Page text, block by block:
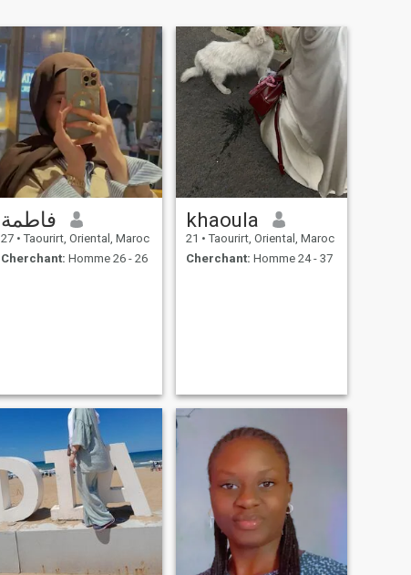
فاطمة
27 • Taourirt, Oriental, Maroc
Cherchant: Homme 26 - 26
khaoula
21 • Taourirt, Oriental, Maroc
Cherchant: Homme 24 - 37